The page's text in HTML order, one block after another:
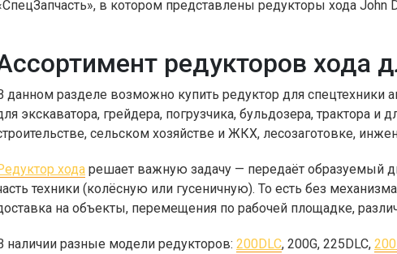
в котором представлены редукторы хода John
редукторов хода
данном разделе возможно купить редуктор для спецтехники
экскаватора, грейдера, погрузчика, бульдозера, трактора
сельском хозяйстве и ЖКХ, лесозаготовке,
хода решает важную задачу — передаёт образуемый
техники (колёсную или гусеничную). То есть без
на объекты, перемещения по рабочей площадке,
наличии разные модели редукторов: 200DLC, 200G, 225DLC,